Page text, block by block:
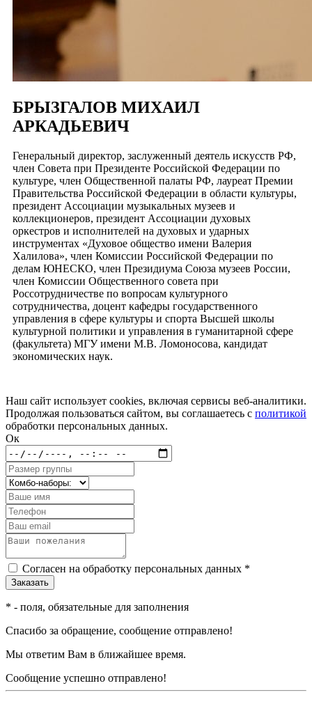
БРЫЗГАЛОВ МИХАИЛ
АРКАДЬЕВИЧ
Генеральный директор, заслуженный деятель искусств РФ,
член Совета при Президенте Российской Федерации по
культуре, член Общественной палаты РФ, лауреат Премии
Правительства Российской Федерации в области культуры,
президент Ассоциации музыкальных музеев и
коллекционеров, президент Ассоциации духовых
оркестров и исполнителей на духовых и ударных
инструментах «Духовое общество имени Валерия
Халилова», член Комиссии Российской Федерации по
делам ЮНЕСКО, член Президиума Союза музеев России,
член Комиссии Общественного совета при
Россотрудничестве по вопросам культурного
сотрудничества, доцент кафедры государственного
управления в сфере культуры и спорта Высшей школы
культурной политики и управления в гуманитарной сфере
(факультета) МГУ имени М.В. Ломоносова, кандидат
экономических наук.
Наш сайт использует cookies, включая сервисы веб-аналитики.
Продолжая пользоваться сайтом, вы соглашаетесь с политикой
обработки персональных данных.
Ок
Согласен на обработку персональных данных *
* - поля, обязательные для заполнения
Спасибо за обращение, сообщение отправлено!
Мы ответим Вам в ближайшее время.
Сообщение успешно отправлено!